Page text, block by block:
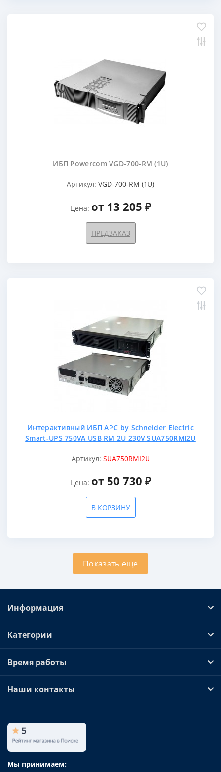
ИБП Powercom VGD-700-RM (1U)
Артикул: VGD-700-RM (1U)
Цена: от 13 205 ₽
ПРЕДЗАКАЗ
Интерактивный ИБП APC by Schneider Electric
Smart-UPS 750VA USB RM 2U 230V SUA750RMI2U
Артикул: SUA750RMI2U
Цена: от 50 730 ₽
В КОРЗИНУ
Показать еще
Информация
Категории
Время работы
Наши контакты
Мы принимаем: